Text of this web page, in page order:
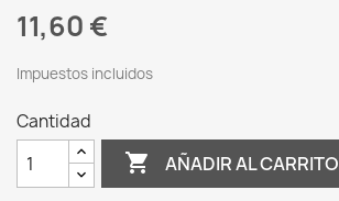
11,60 €
Impuestos incluidos
Cantidad
 AÑADIR AL CARRITO